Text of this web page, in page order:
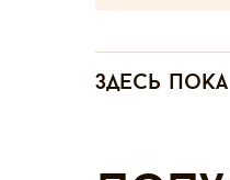
Здесь